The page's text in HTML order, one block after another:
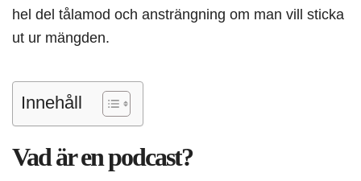
hel del tålamod och ansträngning om man vill sticka
ut ur mängden.
Innehåll
Vad är en podcast?